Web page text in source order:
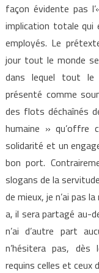
façon évidente pas
implication totale qui
employés. Le
jour tout le monde
dans lequel tout le
présenté comme
des flots déchaînés
humaine » qu’offre
solidarité et un
bon port.
slogans de la
de mieux, je n’ai pas
a, il sera partagé au-
n’ai d’autre part
n’hésitera pas,
requins celles et ceux